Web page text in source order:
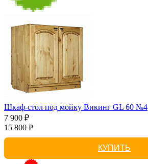
Шкаф-стол под мойку Викинг GL 60 №4
7 900 ₽
15 800 Р
КУПИТЬ